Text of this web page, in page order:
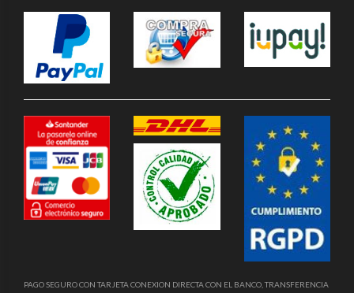
PAGO SEGURO CON TARJETA CONEXION DIRECTA CON EL BANCO, TRANSFERENCIA